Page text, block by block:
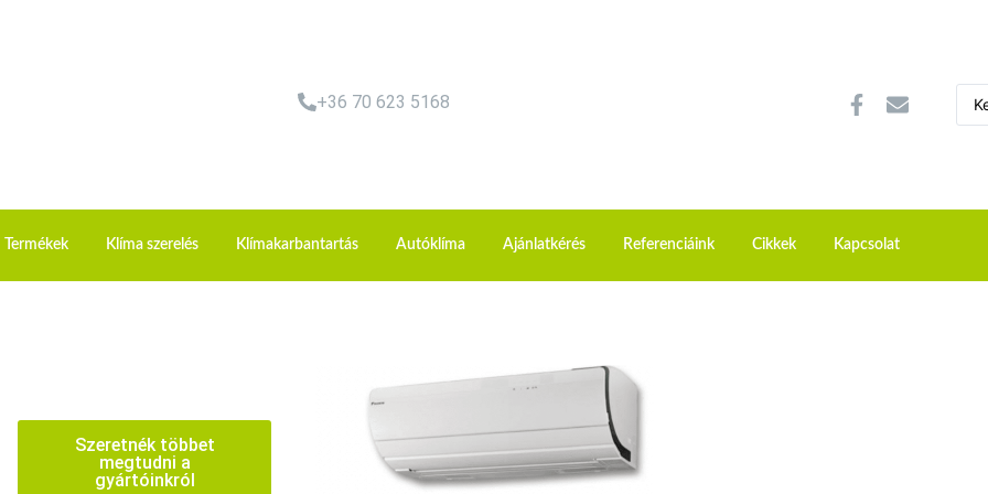
+36 70 623 5168
Termékek Klíma szerelés Klímakarbantartás Autóklíma Ajánlatkérés Referenciáink Cikkek Kapcsolat
Szeretnék többet
megtudni a
gyártóinkról